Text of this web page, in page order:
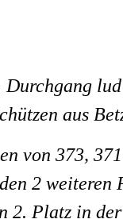
Durchgang
aus
von 373,
2 weiteren
2. Platz in